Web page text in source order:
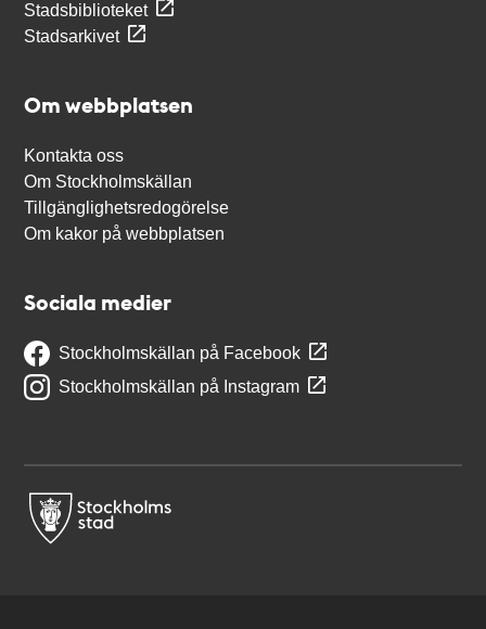
Stadsbiblioteket
Stadsarkivet
Om webbplatsen
Kontakta oss
Om Stockholmskällan
Tillgänglighetsredogörelse
Om kakor på webbplatsen
Sociala medier
Stockholmskällan på Facebook
Stockholmskällan på Instagram